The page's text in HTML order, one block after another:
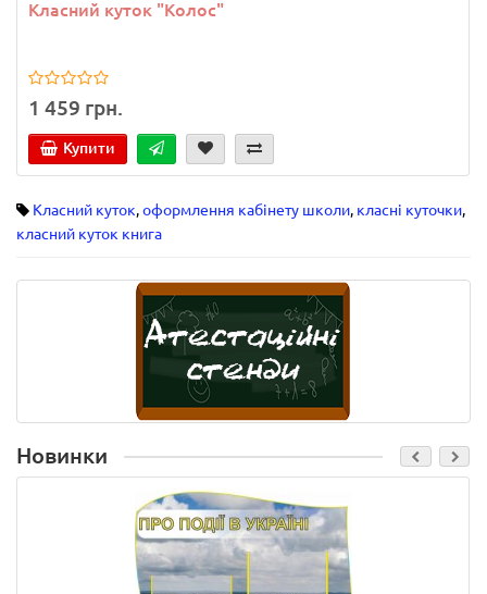
Класний куток "Колос"
1 459 грн.
Купити
Класний куток,оформлення кабінету школи, класні куточки,
класний куток книга
Новинки